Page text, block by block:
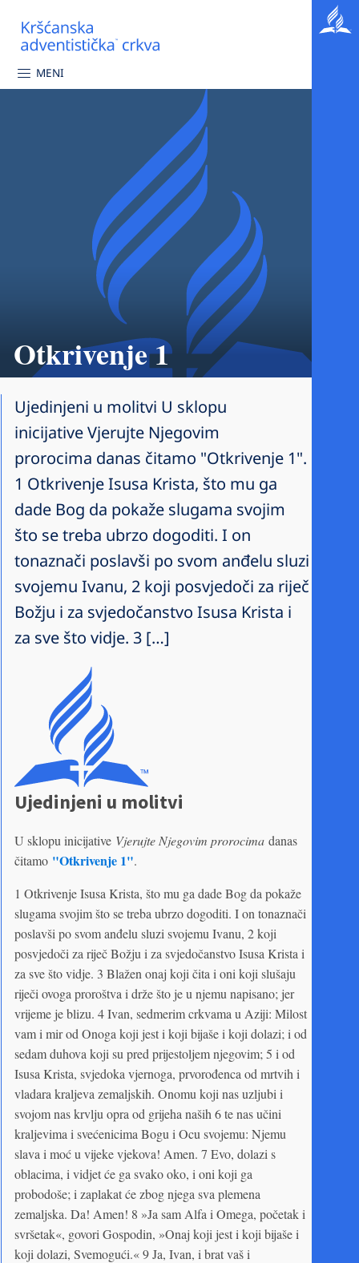
MENI
Otkrivenje 1
Ujedinjeni u molitvi U sklopu
inicijative Vjerujte Njegovim
prorocima danas čitamo "Otkrivenje 1".
1 Otkrivenje Isusa Krista, što mu ga
dade Bog da pokaže slugama svojim
što se treba ubrzo dogoditi. I on
tonaznači poslavši po svom anđelu sluzi
svojemu Ivanu, 2 koji posvjedoči za riječ
Božju i za svjedočanstvo Isusa Krista i
za sve što vidje. 3 […]
Ujedinjeni u molitvi
U sklopu inicijative Vjerujte Njegovim prorocima danas
čitamo "Otkrivenje 1".
1 Otkrivenje Isusa Krista, što mu ga dade Bog da pokaže
slugama svojim što se treba ubrzo dogoditi. I on tonaznači
poslavši po svom anđelu sluzi svojemu Ivanu, 2 koji
posvjedoči za riječ Božju i za svjedočanstvo Isusa Krista i
za sve što vidje. 3 Blažen onaj koji čita i oni koji slušaju
riječi ovoga proroštva i drže što je u njemu napisano; jer
vrijeme je blizu. 4 Ivan, sedmerim crkvama u Aziji: Milost
vam i mir od Onoga koji jest i koji bijaše i koji dolazi; i od
sedam duhova koji su pred prijestoljem njegovim; 5 i od
Isusa Krista, svjedoka vjernoga, prvorođenca od mrtvih i
vladara kraljeva zemaljskih. Onomu koji nas uzljubi i
svojom nas krvlju opra od grijeha naših 6 te nas učini
kraljevima i svećenicima Bogu i Ocu svojemu: Njemu
slava i moć u vijeke vjekova! Amen. 7 Evo, dolazi s
oblacima, i vidjet će ga svako oko, i oni koji ga
probodoše; i zaplakat će zbog njega sva plemena
zemaljska. Da! Amen! 8 »Ja sam Alfa i Omega, početak i
svršetak«, govori Gospodin, »Onaj koji jest i koji bijaše i
koji dolazi, Svemogući.« 9 Ja, Ivan, i brat vaš i